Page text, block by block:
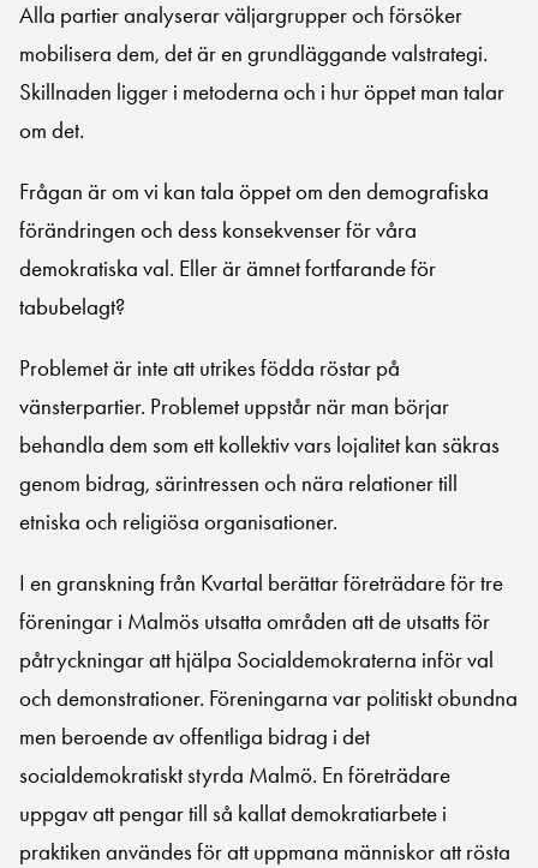
Alla partier analyserar väljargrupper och försöker
mobilisera dem, det är en grundläggande valstrategi.
Skillnaden ligger i metoderna och i hur öppet man talar
om det.
Frågan är om vi kan tala öppet om den demografiska
förändringen och dess konsekvenser för våra
demokratiska val. Eller är ämnet fortfarande för
tabubelagt?
Problemet är inte att utrikes födda röstar på
vänsterpartier. Problemet uppstår när man börjar
behandla dem som ett kollektiv vars lojalitet kan säkras
genom bidrag, särintressen och nära relationer till
etniska och religiösa organisationer.
I en granskning från Kvartal berättar företrädare för tre
föreningar i Malmös utsatta områden att de utsatts för
påtryckningar att hjälpa Socialdemokraterna inför val
och demonstrationer. Föreningarna var politiskt obundna
men beroende av offentliga bidrag i det
socialdemokratiskt styrda Malmö. En företrädare
uppgav att pengar till så kallat demokratiarbete i
praktiken användes för att uppmana människor att rösta